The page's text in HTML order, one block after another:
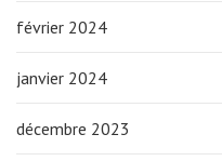
février 2024
janvier 2024
décembre 2023